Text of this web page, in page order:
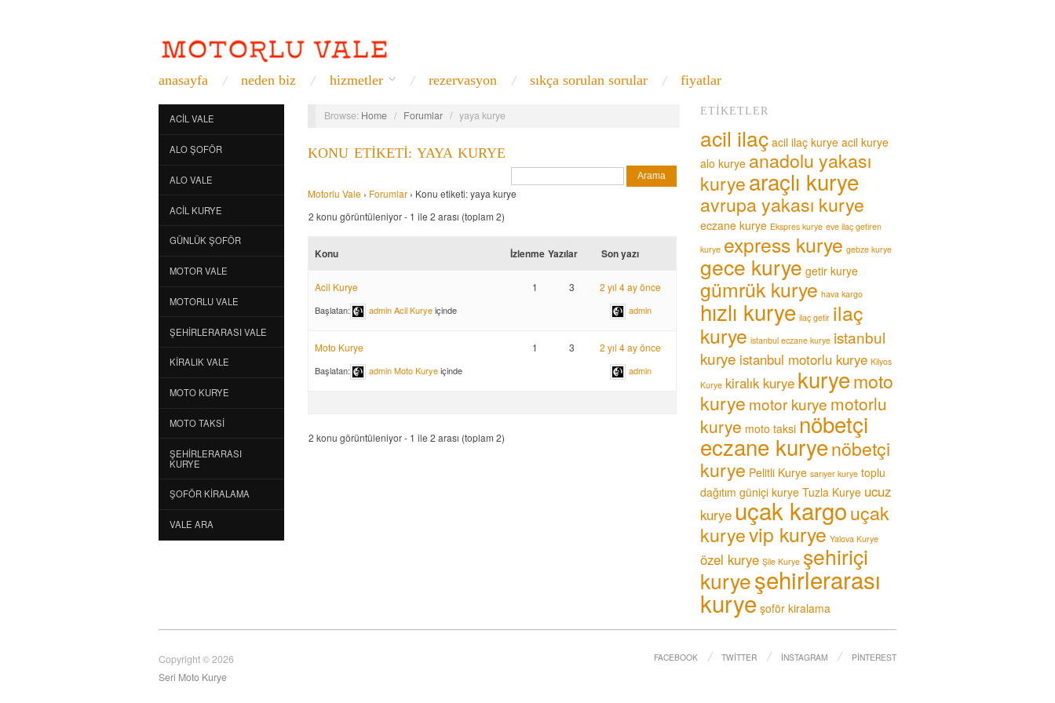
anasayfa neden biz hizmetler rezervasyon sıkça sorulan sorular fiyatlar
ACIL VALE
ALO ŞOFÖR
ALO VALE
ACIL KURYE
GÜNLÜK ŞOFÖR
MOTOR VALE
MOTORLU VALE
ŞEHIRLERARASI VALE
KIRALIK VALE
MOTO KURYE
MOTO TAKSI
ŞEHIRLERARASI
KURYE
ŞOFÖR KIRALAMA
VALE ARA
Browse: Home / Forumlar / yaya kurye
KONU ETIKETI: YAYA KURYE
Motorlu Vale › Forumlar › Konu etiketi: yaya kurye
2 konu görüntüleniyor - 1 ile 2 arası (toplam 2)
Konu İzlenme Yazılar Son yazı
Acil Kurye
Başlatan: adminAcil Kuryeiçinde
1 3 2 yıl 4 ay önce
admin
Moto Kurye
Başlatan: adminMoto Kuryeiçinde
1 3 2 yıl 4 ay önce
admin
2 konu görüntüleniyor - 1 ile 2 arası (toplam 2)
ETIKETLER
acil ilaç acil ilaç kurye acil kurye
alo kurye anadolu yakası
kuryearaçlı kurye
avrupa yakası kurye
eczane kurye Ekspres kurye eve ilaç getiren
kurye express kurye gebze kurye
gece kurye getir kurye
gümrük kurye hava kargo
hızlı kurye ilaç getir ilaç
kurye istanbul eczane kurye istanbul
kurye istanbul motorlu kurye Kilyos
Kurye kiralık kurye kuryemoto
kurye motor kurye motorlu
kurye moto taksi nöbetçi
eczane kuryenöbetçi
kurye Pelitli Kurye sarıyer kurye toplu
dağıtım güniçi kurye Tuzla Kurye ucuz
kurye uçak kargouçak
kuryevip kurye Yalova Kurye
özel kurye Şile Kurye şehiriçi
kuryeşehirlerarası
kurye şoför kiralama
Copyright © 2026
Seri Moto Kurye
FACEBOOK TWITTER İNSTAGRAM PINTEREST